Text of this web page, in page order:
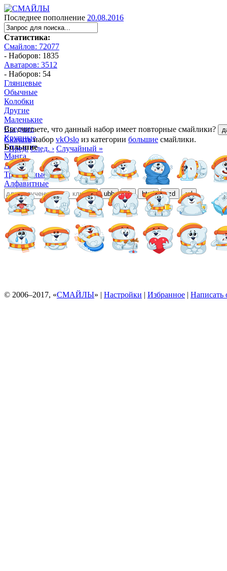
Последнее пополнение 20.08.2016
Статистика:
Смайлов: 72077
- Наборов: 1835
Аватаров: 3512
- Наборов: 54
Глянцевые
Обычные
Колобки
Другие
Маленькие
Средние
Крупные
Большие
Манга
Аниме
Трёхмерные
Алфавитные
ubb bb html ezd url
Вы считаете, что данный набор имеет повторные смайлики?
Скачатьнабор vkOslo из категории большие смайлики.
‹ Пред. След. › Случайный »
© 2006–2017, «СМАЙЛЫ» | Настройки | Избранное | Написать